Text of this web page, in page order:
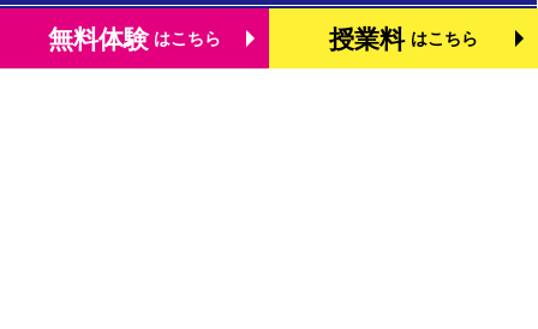
小学生のタブレット学習
無料体験 はこちら 授業料 はこちら